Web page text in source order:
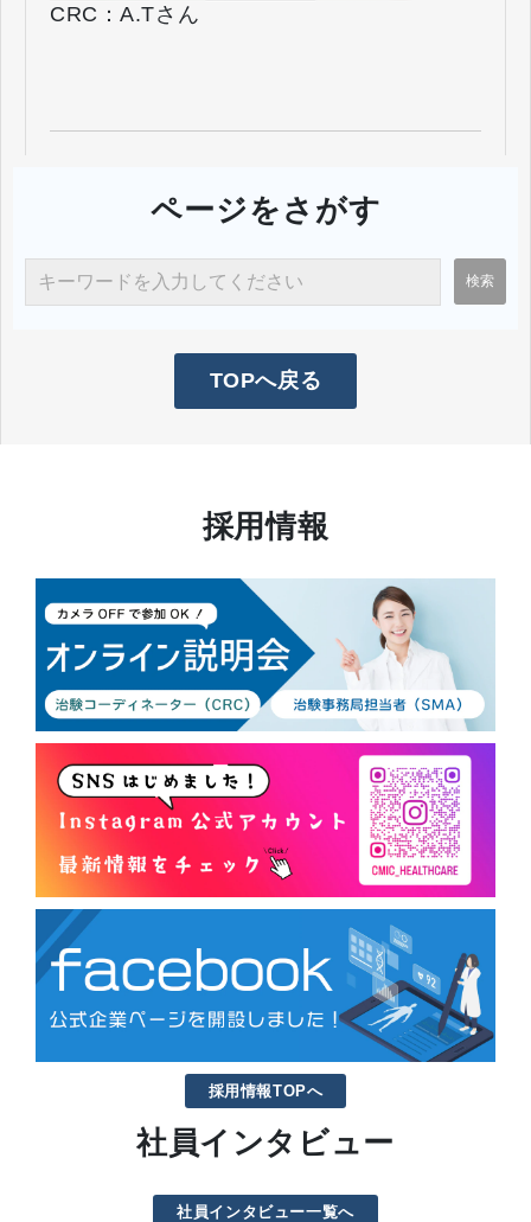
CRC：A.Tさん
ページをさがす
TOPへ戻る
採用情報
採用情報TOPへ
社員インタビュー
社員インタビュー一覧へ